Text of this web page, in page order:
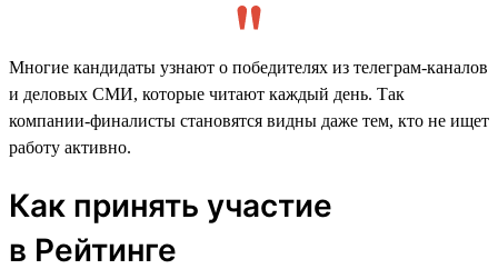
Многие кандидаты узнают о победителях из телеграм-каналов
и деловых СМИ, которые читают каждый день. Так
компании-финалисты становятся видны даже тем, кто не ищет
работу активно.
Как принять участие
в Рейтинге